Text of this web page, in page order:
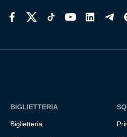
BIGLIETTERIA
Biglietteria